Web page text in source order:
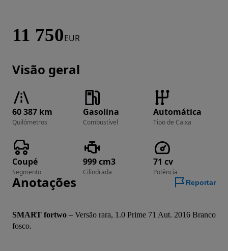
11 750EUR
Visão geral
60 387 km
Quilómetros
Gasolina
Combustível
Automática
Tipo de Caixa
Coupé
Segmento
999 cm3
Cilindrada
71 cv
Potência
Anotações Reportar
SMART fortwo – Versão rara, 1.0 Prime 71 Aut. 2016 Branco
fosco.